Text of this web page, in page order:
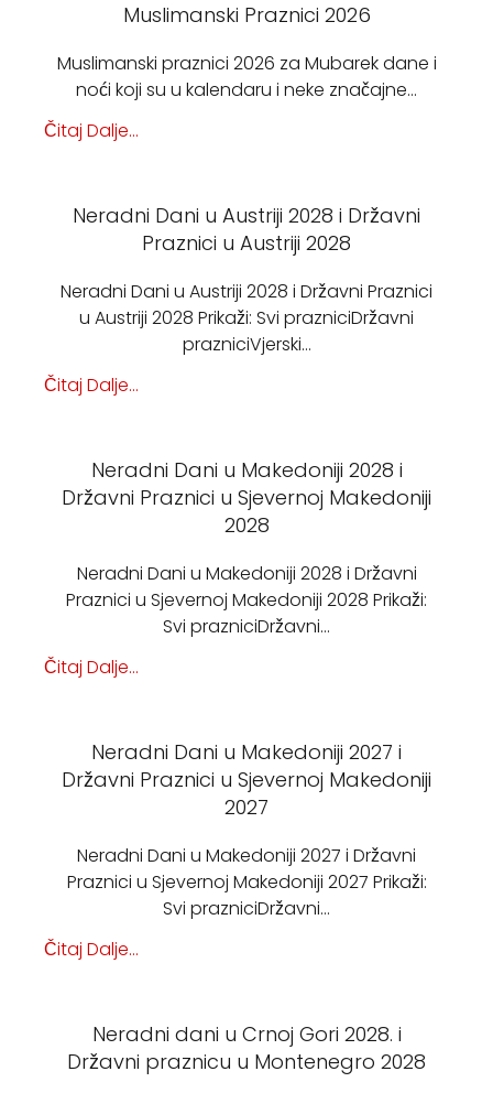
Muslimanski Praznici 2026
Muslimanski praznici 2026 za Mubarek dane i
noći koji su u kalendaru i neke značajne…
Čitaj Dalje...
Neradni Dani u Austriji 2028 i Državni
Praznici u Austriji 2028
Neradni Dani u Austriji 2028 i Državni Praznici
u Austriji 2028 Prikaži: Svi prazniciDržavni
prazniciVjerski…
Čitaj Dalje...
Neradni Dani u Makedoniji 2028 i
Državni Praznici u Sjevernoj Makedoniji
2028
Neradni Dani u Makedoniji 2028 i Državni
Praznici u Sjevernoj Makedoniji 2028 Prikaži:
Svi prazniciDržavni…
Čitaj Dalje...
Neradni Dani u Makedoniji 2027 i
Državni Praznici u Sjevernoj Makedoniji
2027
Neradni Dani u Makedoniji 2027 i Državni
Praznici u Sjevernoj Makedoniji 2027 Prikaži:
Svi prazniciDržavni…
Čitaj Dalje...
Neradni dani u Crnoj Gori 2028. i
Državni praznicu u Montenegro 2028